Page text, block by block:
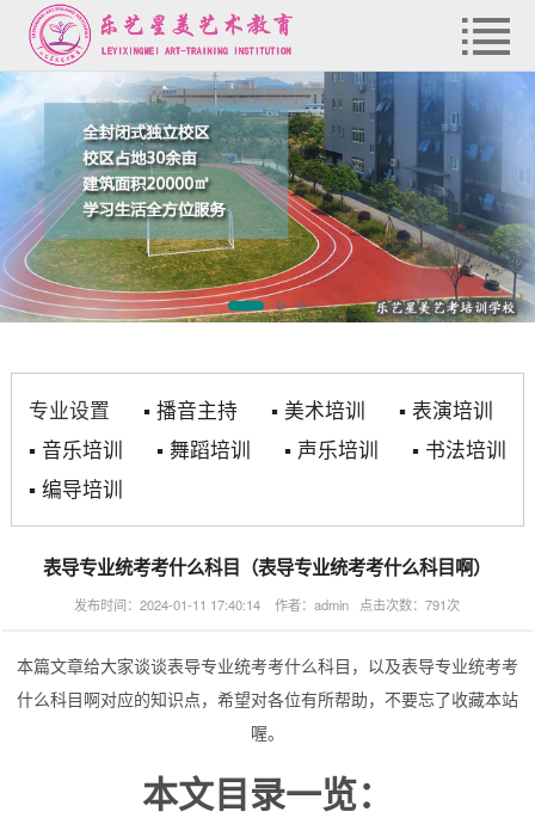
专业设置 ▪ 播音主持 ▪ 美术培训 ▪ 表演培训
▪ 音乐培训 ▪ 舞蹈培训 ▪ 声乐培训 ▪ 书法培训
▪ 编导培训
表导专业统考考什么科目（表导专业统考考什么科目啊）
发布时间：2024-01-11 17:40:14 作者：admin 点击次数：791次
本篇文章给大家谈谈表导专业统考考什么科目，以及表导专业统考考
什么科目啊对应的知识点，希望对各位有所帮助，不要忘了收藏本站
喔。
本文目录一览：